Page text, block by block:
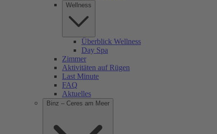
Wellness
Überblick Wellness
Day Spa
Zimmer
Aktivitäten auf Rügen
Last Minute
FAQ
Aktuelles
Binz – Ceres am Meer